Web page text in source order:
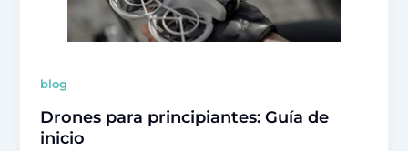
blog
Drones para principiantes: Guía de
inicio